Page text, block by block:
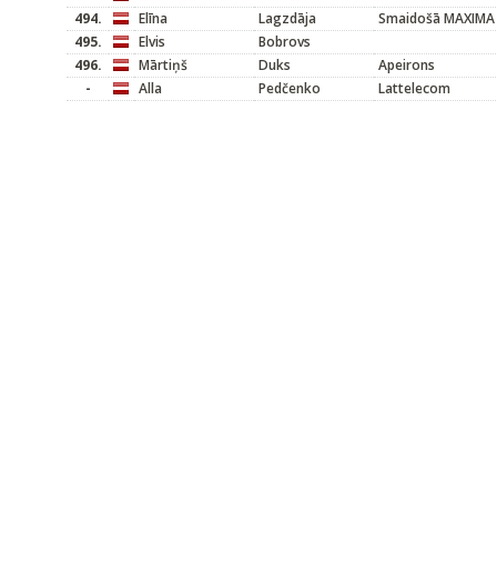
494.
Elīna Lagzdāja
Smaidošā
495.
Elvis
Bobrovs
496.
Mārtiņš Duks
Apeirons
-
Alla Pedčenko Lattelecom